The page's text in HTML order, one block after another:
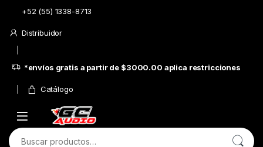
Skip to navigation
Skip to content
+52 (55) 1338-8713
Distribuidor
*envíos gratis a partir de $3000.00 aplica restricciones
Catálogo
Buscar por: